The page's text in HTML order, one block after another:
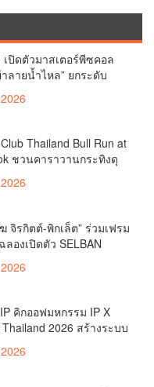
เปิดตัวมาสเตอร์พีซคอล
ลายน้ำไหล” ยกระดับ
สู่งานศิลป์ระดับสากล
Thailand Bull Run at
ชวนคาราวานกระทิงดุ
เมืองรอง ณ นครนายก
จิรกิตต์-พิกเล็ต” ร่วมเฟรม
ลองเปิดตัว SELBAN
คิกออฟมหกรรม IP X
2026 สร้างระบบ
มคุณค่างานวิจัยไทย